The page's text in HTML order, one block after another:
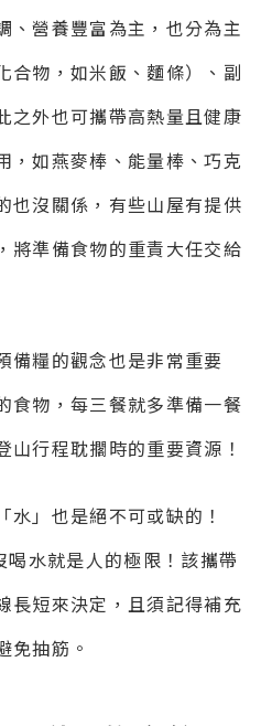
、營養豐富為主，也分為主
合物，如米飯、麵條）、副
之外也可攜帶高熱量且健康
，如燕麥棒、能量棒、巧克
沒關係，有些山屋有提供
將準備食物的重責大任交給
備糧的觀念也是非常重要
食物，每三餐就多準備一餐
行程耽擱時的重要資源！
」也是絕不可或缺的！
水就是人的極限！該攜帶
長短來決定，且須記得補充
免抽筋。